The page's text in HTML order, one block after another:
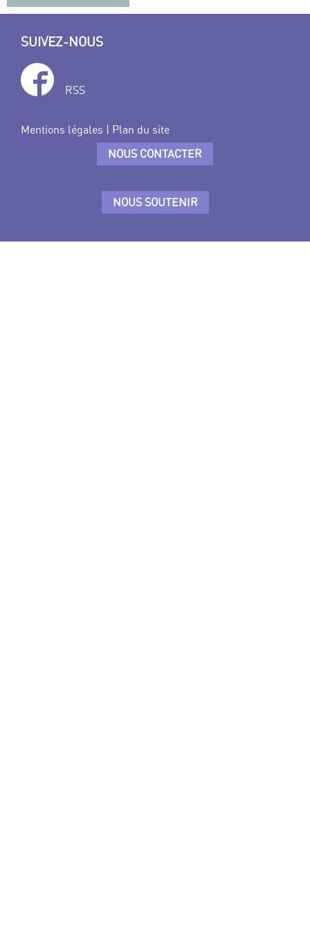
SUIVEZ-NOUS
RSS
Mentions légales | Plan du site
NOUS CONTACTER
NOUS SOUTENIR